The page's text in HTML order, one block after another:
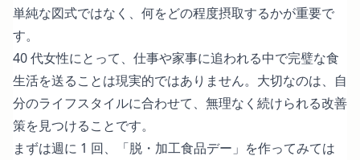
単純な図式ではなく、何をどの程度摂取するかが重要で
す。
40 代女性にとって、仕事や家事に追われる中で完璧な食
生活を送ることは現実的ではありません。大切なのは、自
分のライフスタイルに合わせて、無理なく続けられる改善
策を見つけることです。
まずは週に 1 回、「脱・加工食品デー」を作ってみては